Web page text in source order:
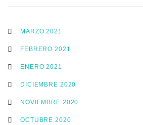
MARZO 2021
FEBRERO 2021
ENERO 2021
DICIEMBRE 2020
NOVIEMBRE 2020
OCTUBRE 2020